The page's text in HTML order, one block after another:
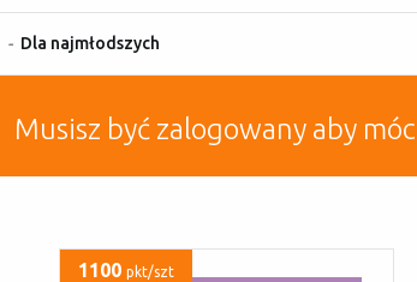
- Dla najmłodszych
Musisz być zalogowany aby
1100 pkt/szt